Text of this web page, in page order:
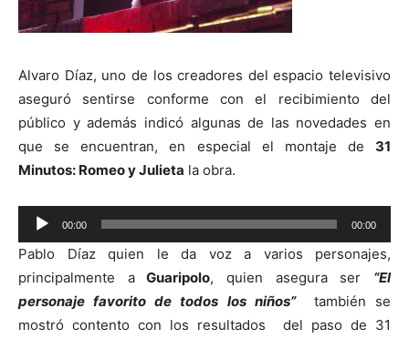
Alvaro Díaz, uno de los creadores del espacio televisivo
aseguró sentirse conforme con el recibimiento del
público y además indicó algunas de las novedades en
que se encuentran, en especial el montaje de 31
Minutos: Romeo y Julieta la obra.
Reproductor
de
audio
00:00 00:00
Pablo Díaz quien le da voz a varios personajes,
principalmente aGuaripolo, quien asegura ser “El
personaje favorito de todos los niños”también se
mostró contento con los resultados del paso de 31